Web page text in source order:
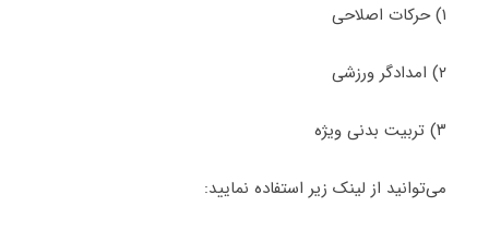
۱) حرکات اصلاحی
۲) امدادگر ورزشی
۳) تربیت بدنی ویژه
می‌توانید از لینک زیر استفاده نمایید: